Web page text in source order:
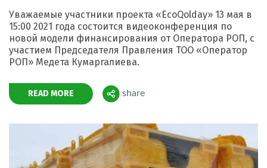
Уважаемые участники проекта «EcoQolday» 13 мая в
15:00 2021 года состоится видеоконференция по
новой модели финансирования от Оператора РОП, с
участием Председателя Правления ТОО «Оператор
РОП» Медета Кумаргалиева.
READ MORE Поделиться
share